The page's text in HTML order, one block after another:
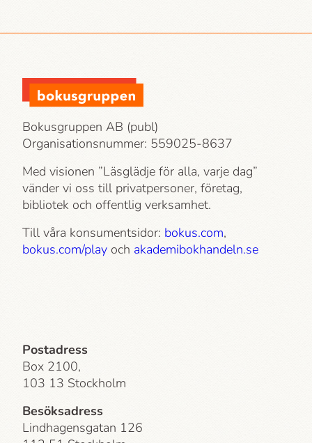
Bokusgruppen AB (publ)
Organisationsnummer: 559025-8637
Med visionen ”Läsglädje för alla, varje dag”
vänder vi oss till privatpersoner, företag,
bibliotek och offentlig verksamhet.
Till våra konsumentsidor: bokus.com,
bokus.com/play och akademi­bokhandeln.se
Postadress
Box 2100,
103 13 Stockholm
Besöksadress
Lindhagensgatan 126